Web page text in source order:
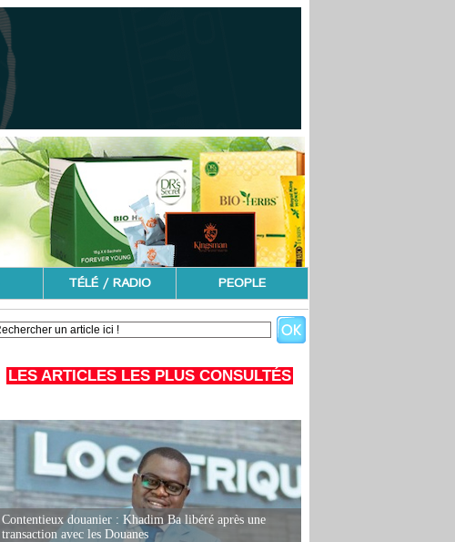
TÉLÉ / RADIO PEOPLE
LES ARTICLES LES PLUS CONSULTÉS
Contentieux douanier : Khadim Ba libéré après une
transaction avec les Douanes